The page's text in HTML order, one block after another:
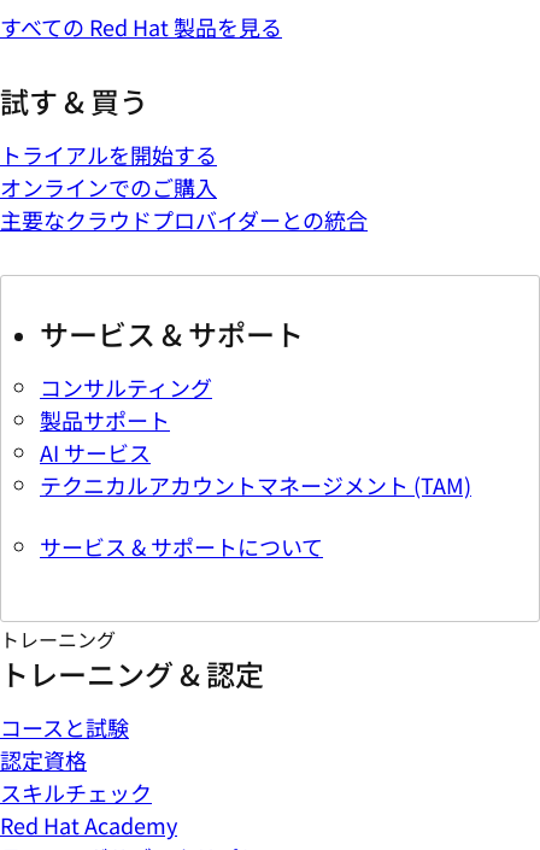
すべての Red Hat 製品を見る
試す & 買う
トライアルを開始する
オンラインでのご購入
主要なクラウドプロバイダーとの統合
サービス & サポート
コンサルティング
製品サポート
AI サービス
テクニカルアカウントマネージメント (TAM)
サービス & サポートについて
トレーニング
トレーニング & 認定
コースと試験
認定資格
スキルチェック
Red Hat Academy